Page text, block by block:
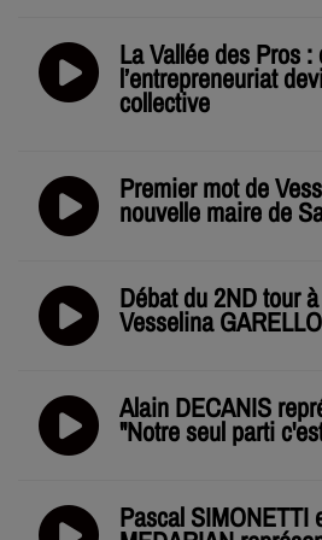
La Vallée des Pros :
l’entrepreneuriat
collective
Premier mot de
nouvelle maire de
Débat du 2ND tour
Vesselina
Alain DECANIS
"Notre seul parti
Pascal SIMONETTI